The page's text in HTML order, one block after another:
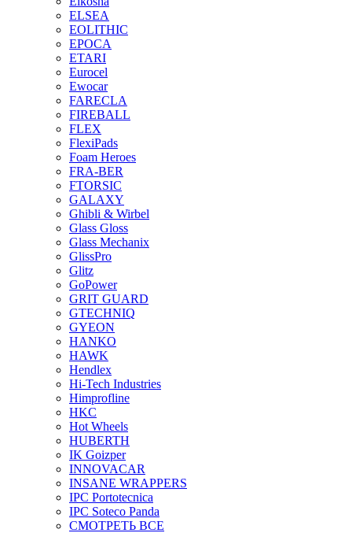
ELSEA
EOLITHIC
EPOCA
ETARI
Eurocel
Ewocar
FARECLA
FIREBALL
FLEX
FlexiPads
Foam Heroes
FRA-BER
FTORSIC
GALAXY
Ghibli & Wirbel
Glass Gloss
Glass Mechanix
GlissPro
Glitz
GoPower
GRIT GUARD
GTECHNIQ
GYEON
HANKO
HAWK
Hendlex
Hi-Tech Industries
Himprofline
HKC
Hot Wheels
HUBERTH
IK Goizper
INNOVACAR
INSANE WRAPPERS
IPC Portotecnica
IPC Soteco Panda
СМОТРЕТЬ ВСЕ